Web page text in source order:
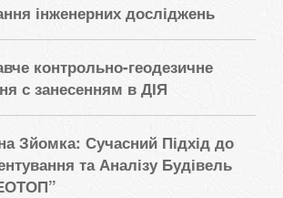
інженерних досліджень
контрольно-геодезичне
с занесенням в ДІЯ
Зйомка: Сучасний Підхід до
та Аналізу Будівель